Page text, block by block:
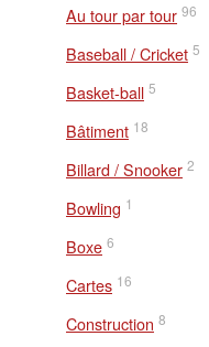
Au tour par tour 96
Baseball / Cricket 5
Basket-ball 5
Bâtiment 18
Billard / Snooker 2
Bowling 1
Boxe 6
Cartes 16
Construction 8